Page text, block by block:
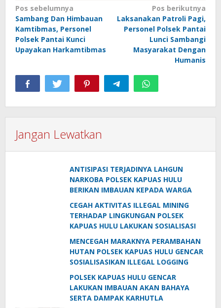
Navigasi
pos
Pos sebelumnya
Sambang Dan Himbauan
Kamtibmas, Personel
Polsek Pantai Kunci
Upayakan Harkamtibmas
Pos berikutnya
Laksanakan Patroli Pagi,
Personel Polsek Pantai
Lunci Sambangi
Masyarakat Dengan
Humanis
Jangan Lewatkan
ANTISIPASI TERJADINYA LAHGUN
NARKOBA POLSEK KAPUAS HULU
BERIKAN IMBAUAN KEPADA WARGA
CEGAH AKTIVITAS ILLEGAL MINING
TERHADAP LINGKUNGAN POLSEK
KAPUAS HULU LAKUKAN SOSIALISASI
MENCEGAH MARAKNYA PERAMBAHAN
HUTAN POLSEK KAPUAS HULU GENCAR
SOSIALISASIKAN ILLEGAL LOGGING
POLSEK KAPUAS HULU GENCAR
LAKUKAN IMBAUAN AKAN BAHAYA
SERTA DAMPAK KARHUTLA